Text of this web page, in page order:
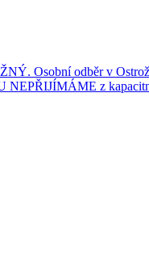
Osobní odběr v
z